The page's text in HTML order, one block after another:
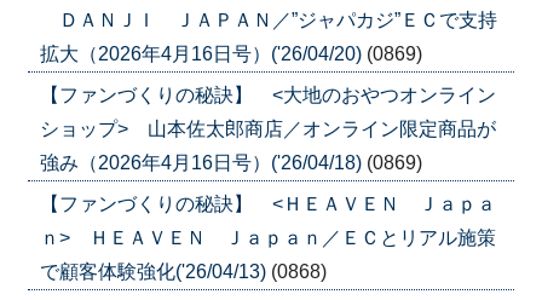
ＤＡＮＪＩ ＪＡＰＡＮ／”ジャパカジ”ＥＣで支持
拡大（2026年4月16日号）('26/04/20) (0869)
【ファンづくりの秘訣】 <大地のおやつオンライン
ショップ> 山本佐太郎商店／オンライン限定商品が
強み（2026年4月16日号）('26/04/18) (0869)
【ファンづくりの秘訣】 <ＨＥＡＶＥＮ Ｊａｐａ
ｎ> ＨＥＡＶＥＮ Ｊａｐａｎ／ＥＣとリアル施策
で顧客体験強化('26/04/13) (0868)